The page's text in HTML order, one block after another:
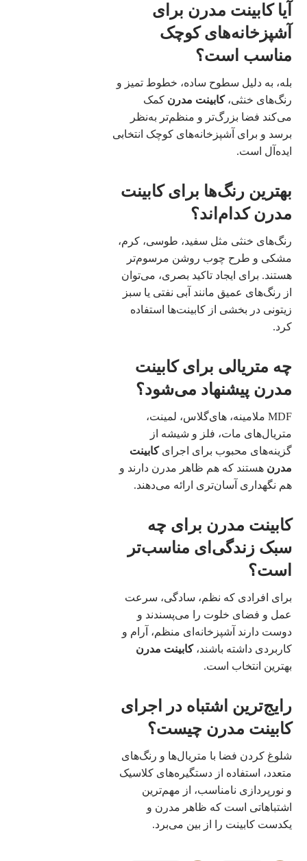
آیا کابینت مدرن برای
آشپزخانه‌های کوچک
مناسب است؟
بله، به دلیل سطوح ساده، خطوط تمیز و
رنگ‌های خنثی،کابینت مدرن کمک
می‌کند فضا بزرگ‌تر و منظم‌تر به‌نظر
برسد و برای آشپزخانه‌های کوچک انتخابی
ایده‌آل است.
بهترین رنگ‌ها برای کابینت
مدرن کدام‌اند؟
رنگ‌های خنثی مثل سفید، طوسی، کرم،
مشکی و طرح چوب روشن مرسوم‌تر
هستند. برای ایجاد تاکید بصری، می‌توان
از رنگ‌های عمیق مانند آبی نفتی یا سبز
زیتونی در بخشی از کابینت‌ها استفاده
کرد.
چه متریالی برای کابینت
مدرن پیشنهاد می‌شود؟
MDF ملامینه، های‌گلاس، لمینت،
متریال‌های مات، فلز و شیشه از
گزینه‌های محبوب برای اجرایکابینت
مدرن هستند که هم ظاهر مدرن دارند و
هم نگهداری آسان‌تری ارائه می‌دهند.
کابینت مدرن برای چه
سبک زندگی‌ای مناسب‌تر
است؟
برای افرادی که نظم، سادگی، سرعت
عمل و فضای خلوت را می‌پسندند و
دوست دارند آشپزخانه‌ای منظم، آرام و
کاربردی داشته باشند،کابینت مدرن
بهترین انتخاب است.
رایج‌ترین اشتباه در اجرای
کابینت مدرن چیست؟
شلوغ کردن فضا با متریال‌ها و رنگ‌های
متعدد، استفاده از دستگیره‌های کلاسیک
و نورپردازی نامناسب، از مهم‌ترین
اشتباهاتی است که ظاهر مدرن و
یکدست کابینت را از بین می‌برد.